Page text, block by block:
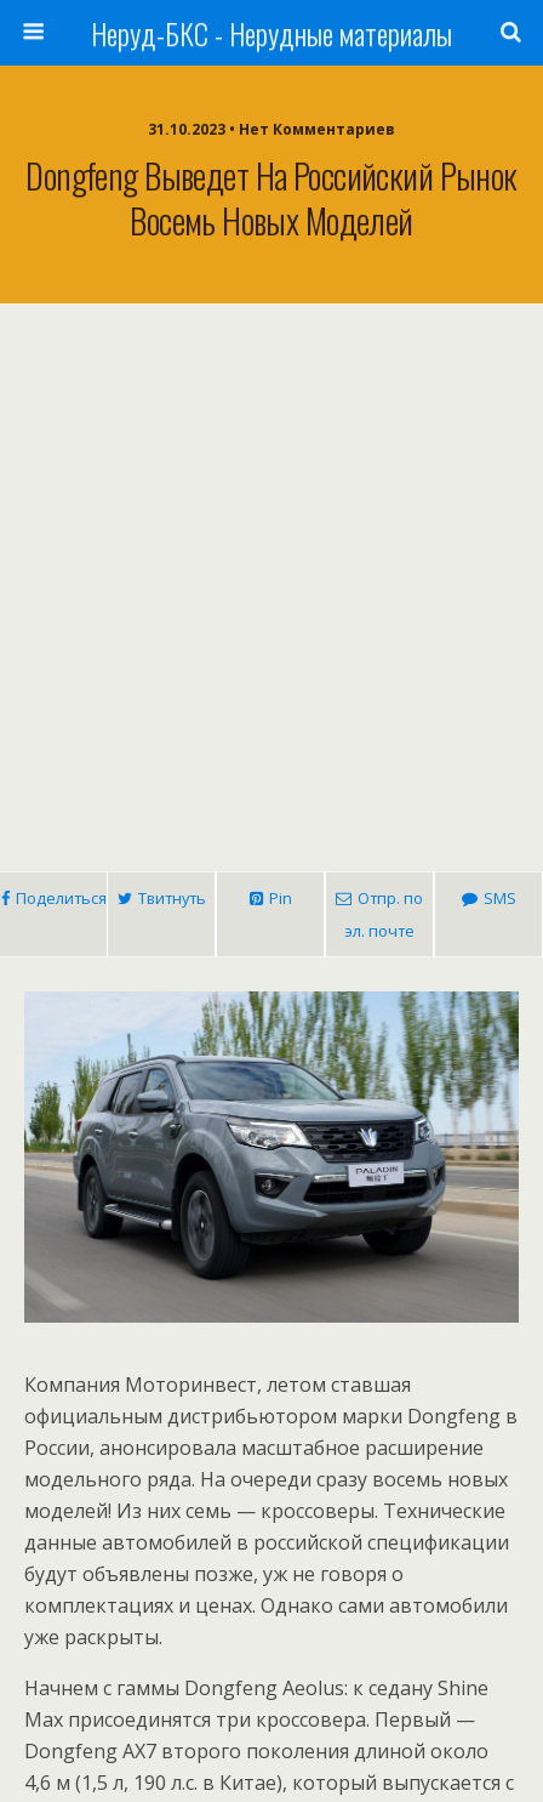
Неруд-БКС - Нерудные материалы
31.10.2023 • Нет Комментариев
Dongfeng Выведет На Российский Рынок
Восемь Новых Моделей
Поделиться Твитнуть Pin
Отпр. по
эл. почте
SMS
Компания Моторинвест, летом ставшая
официальным дистрибьютором марки Dongfeng в
России, анонсировала масштабное расширение
модельного ряда. На очереди сразу восемь новых
моделей! Из них семь — кроссоверы. Технические
данные автомобилей в российской спецификации
будут объявлены позже, уж не говоря о
комплектациях и ценах. Однако сами автомобили
уже раскрыты.
Начнем с гаммы Dongfeng Aeolus: к седану Shine
Max присоединятся три кроссовера. Первый —
Dongfeng AX7 второго поколения длиной около
4,6 м (1,5 л, 190 л.с. в Китае), который выпускается с